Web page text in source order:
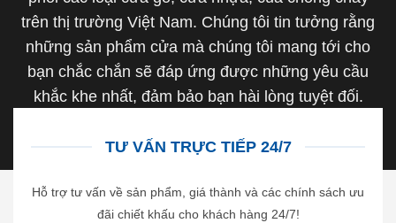
trên thị trường Việt Nam. Chúng tôi tin tưởng rằng
những sản phẩm cửa mà chúng tôi mang tới cho
bạn chắc chắn sẽ đáp ứng được những yêu cầu
khắc khe nhất, đảm bảo bạn hài lòng tuyệt đối.
TƯ VẤN TRỰC TIẾP 24/7
Hỗ trợ tư vấn về sản phẩm, giá thành và các chính sách ưu
đãi chiết khấu cho khách hàng 24/7!